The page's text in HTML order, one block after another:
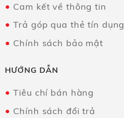
Cam kết về thông tin
Trả góp qua thẻ tín dụng
Chính sách bảo mật
HƯỚNG DẪN
Tiêu chí bán hàng
Chính sách đổi trả